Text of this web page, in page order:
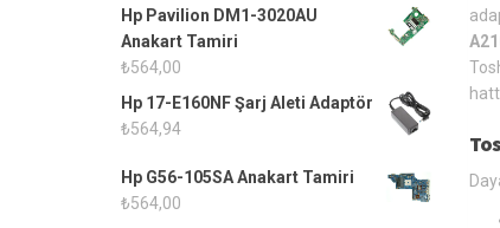
Hp Pavilion DM1-3020AU
Anakart Tamiri
₺564,00
Hp 17-E160NF Şarj Aleti Adaptör
₺564,94
Hp G56-105SA Anakart Tamiri
₺564,00